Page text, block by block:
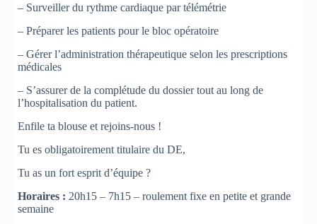
– Surveiller du rythme cardiaque par télémétrie
– Préparer les patients pour le bloc opératoire
– Gérer l’administration thérapeutique selon les prescriptions
médicales
– S’assurer de la complétude du dossier tout au long de
l’hospitalisation du patient.
Enfile ta blouse et rejoins-nous !
Tu es obligatoirement titulaire du DE,
Tu as un fort esprit d’équipe ?
Horaires : 20h15 – 7h15 – roulement fixe en petite et grande
semaine